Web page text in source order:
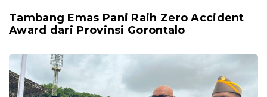
Tambang Emas Pani Raih Zero Accident
Award dari Provinsi Gorontalo
TAGS